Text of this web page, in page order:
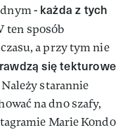
- każda z tych
ten sposób
a przy tym nie
się tekturowe
Należy starannie
na dno szafy,
Marie Kondo